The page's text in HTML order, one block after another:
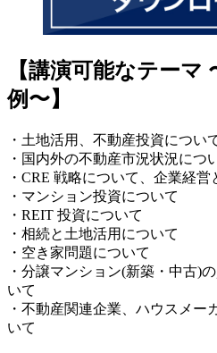
【講演可能なテーマ
例〜】
・土地活用、不動産投資につい
・国内外の不動産市況状況につ
・CRE 戦略について、企業経
・マンション投資について
・REIT 投資について
・相続と土地活用について
・空き家問題について
・分譲マンション(新築・中古)
いて
・不動産関連企業、ハウスメー
いて